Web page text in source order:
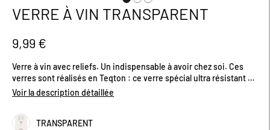
Passer
au
de
Galerie
d’images
VERRE À VIN TRANSPARENT
9,99 €
Verre à vin avec reliefs. Un indispensable à avoir chez soi. Ces
verres sont réalisés en Teqton : ce verre spécial ultra résistant ne
craint pas les chocs. Il se caractérise par une résistance aux
chocs et une stabilité plus élevée, la plus grande dureté de
surface assure une résistance aux rayures. Contenance : 35 cl.
Dimensions (cm) : H22 X D8.
Voir la description détaillée
TRANSPARENT